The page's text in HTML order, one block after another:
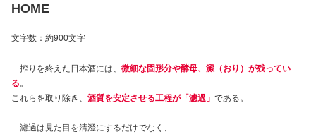
HOME
文字数：約900文字
搾りを終えた日本酒には、 微細な固形分や酵母、澱（おり）が残ってい
る。
これらを取り除き、 酒質を安定させる工程が「濾過」 である。
濾過は見た目を清澄にするだけでなく、